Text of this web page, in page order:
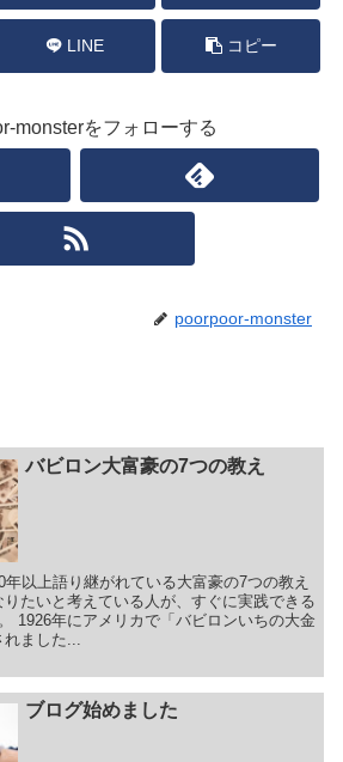
LINE コピー
monsterをフォローする
poorpoor-monster
バビロン大富豪の7つの教え
年以上語り継がれている大富豪の7つの教え
たいと考えている人が、すぐに実践できる
1926年にアメリカで「バビロンいちの大金
ました...
ブログ始めました